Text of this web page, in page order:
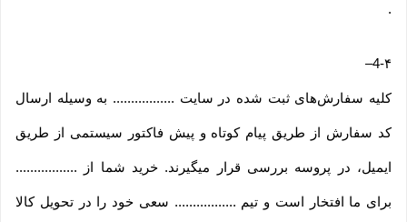
.
4-۴–
کلیه سفارش‌‏های ثبت شده در سایت ................. به وسیله ارسال
کد سفارش از طریق پیام کوتاه و پیش فاکتور سیستمی از طریق
ایمیل، در پروسه بررسی قرار میگیرند. خرید شما از .................
برای ما افتخار است و تیم ................. سعی خود را در تحویل کالا